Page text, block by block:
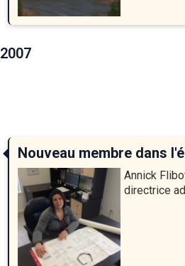
2007
Nouveau membre dans
Annick
directrice